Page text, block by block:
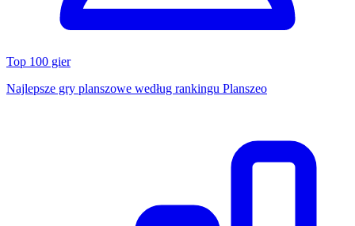
Top 100 gier
Najlepsze gry planszowe według rankingu Planszeo